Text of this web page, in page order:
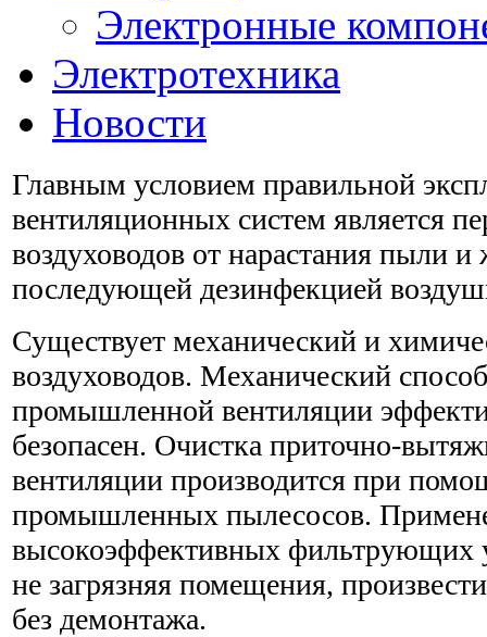
Электронные
Электротехника
Новости
Главным условием правильной
вентиляционных систем является
воздуховодов от нарастания пыли
последующей дезинфекцией
Существует механический и
воздуховодов. Механический
промышленной вентиляции
безопасен. Очистка приточно-
вентиляции производится при
промышленных пылесосов.
высокоэффективных фильтрующих
не загрязняя помещения,
без демонтажа.